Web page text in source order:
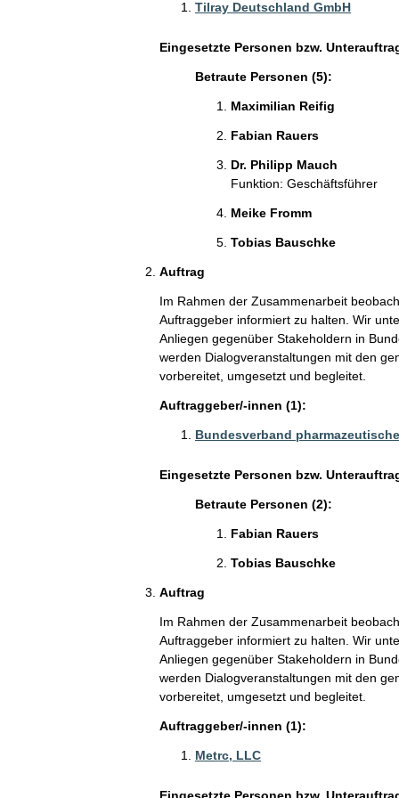
Tilray Deutschland GmbH
Eingesetzte Personen bzw.
Betraute Personen (5):
Maximilian Reifig
Fabian Rauers
Dr. Philipp Mauch
Funktion: Geschäftsführer
Meike Fromm
Tobias Bauschke
Auftrag
Im Rahmen der Zusammenarbeit
Auftraggeber informiert zu halten. Wir
Anliegen gegenüber Stakeholdern in
werden Dialogveranstaltungen mit den
vorbereitet, umgesetzt und begleitet.
Auftraggeber/-innen (1):
Bundesverband
Eingesetzte Personen bzw.
Betraute Personen (2):
Fabian Rauers
Tobias Bauschke
Auftrag
Im Rahmen der Zusammenarbeit
Auftraggeber informiert zu halten. Wir
Anliegen gegenüber Stakeholdern in
werden Dialogveranstaltungen mit den
vorbereitet, umgesetzt und begleitet.
Auftraggeber/-innen (1):
Metrc, LLC